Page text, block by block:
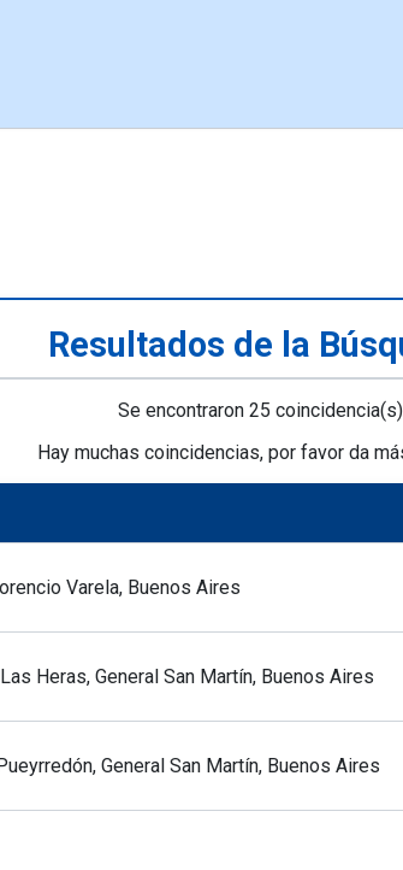
Resultados de la
Se encontraron 25
Hay muchas coincidencias, por favor da
Varela, Buenos Aires
Heras, General San Martín, Buenos Aires
General San Martín, Buenos Aires